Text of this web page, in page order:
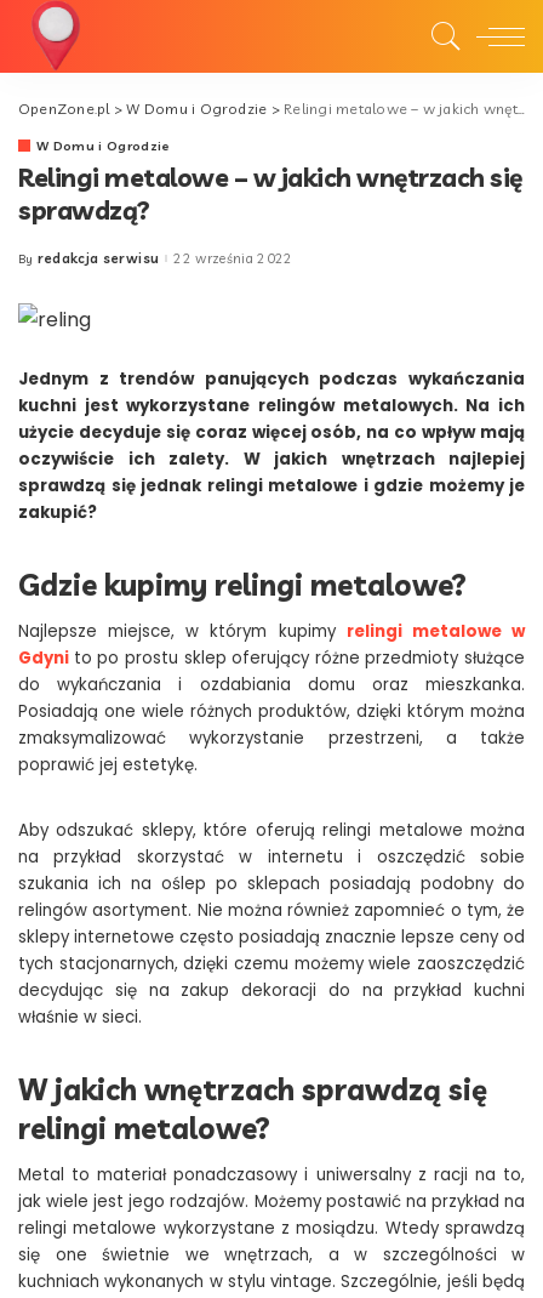
OpenZone.pl>W Domu i Ogrodzie > Relingi metalowe – w jakich wnętrzach się sprawdzą?
W Domu i Ogrodzie
Relingi metalowe – w jakich wnętrzach się
sprawdzą?
Posted
By redakcja serwisu 22 września 2022
Jednym z trendów panujących podczas wykańczania
kuchni jest wykorzystane relingów metalowych. Na ich
użycie decyduje się coraz więcej osób, na co wpływ mają
oczywiście ich zalety. W jakich wnętrzach najlepiej
sprawdzą się jednak relingi metalowe i gdzie możemy je
zakupić?
Gdzie kupimy relingi metalowe?
Najlepsze miejsce, w którym kupimy relingi metalowe w
Gdyni to po prostu sklep oferujący różne przedmioty służące
do wykańczania i ozdabiania domu oraz mieszkanka.
Posiadają one wiele różnych produktów, dzięki którym można
zmaksymalizować wykorzystanie przestrzeni, a także
poprawić jej estetykę.
Aby odszukać sklepy, które oferują relingi metalowe można
na przykład skorzystać w internetu i oszczędzić sobie
szukania ich na oślep po sklepach posiadają podobny do
relingów asortyment. Nie można również zapomnieć o tym, że
sklepy internetowe często posiadają znacznie lepsze ceny od
tych stacjonarnych, dzięki czemu możemy wiele zaoszczędzić
decydując się na zakup dekoracji do na przykład kuchni
właśnie w sieci.
W jakich wnętrzach sprawdzą się
relingi metalowe?
Metal to materiał ponadczasowy i uniwersalny z racji na to,
jak wiele jest jego rodzajów. Możemy postawić na przykład na
relingi metalowe wykorzystane z mosiądzu. Wtedy sprawdzą
się one świetnie we wnętrzach, a w szczególności w
kuchniach wykonanych w stylu vintage. Szczególnie, jeśli będą